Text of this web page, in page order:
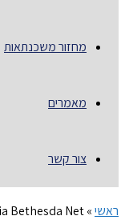
מחזור משכנתאות
מאמרים
צור קשר
ראשי»
Bethesda Net